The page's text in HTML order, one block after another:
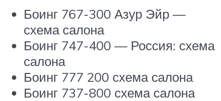
Боинг 767-300 Азур Эйр —
схема салона
Боинг 747-400 — Россия: схема
салона
Боинг 777 200 схема салона
Боинг 737-800 схема салона